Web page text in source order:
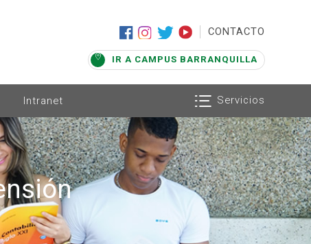
| CONTACTO
IR A CAMPUS BARRANQUILLA
Intranet Servicios